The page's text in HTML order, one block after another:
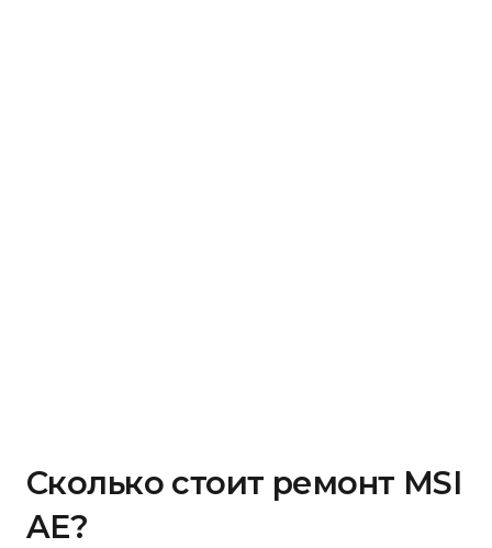
Сколько стоит ремонт MSI
AE?